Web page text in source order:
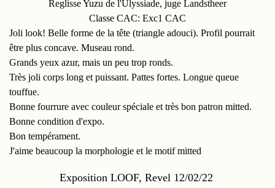
Reglisse Yuzu de l'Ulyssiade, juge Landstheer
Classe CAC: Exc1 CAC
Joli look! Belle forme de la tête (triangle adouci). Profil pourrait
être plus concave. Museau rond.
Grands yeux azur, mais un peu trop ronds.
Très joli corps long et puissant. Pattes fortes. Longue queue
touffue.
Bonne fourrure avec couleur spéciale et très bon patron mitted.
Bonne condition d'expo.
Bon tempérament.
J'aime beaucoup la morphologie et le motif mitted
Exposition LOOF, Revel 12/02/22